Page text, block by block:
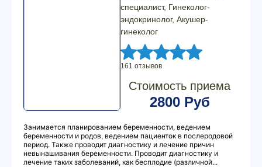
специалист, Гинеколог-
эндокринолог, Акушер-
гинеколог
161 отзывов
Стоимость приема
2800 Руб
Занимается планированием беременности, ведением
беременности и родов, ведением пациенток в послеродовой
период. Также проводит диагностику и лечение причин
невынашивания беременности. Проводит диагностику и
лечение таких заболеваний, как бесплодие (различной...